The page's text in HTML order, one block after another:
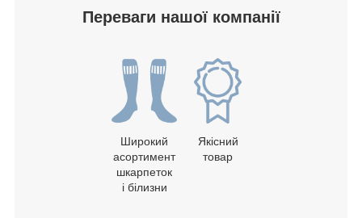
Переваги нашої компанії
Широкий
асортимент
шкарпеток
і білизни
Якісний
товар